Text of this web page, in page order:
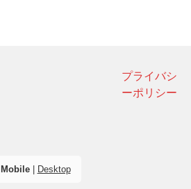
プライバシ
ーポリシー
Mobile| Desktop